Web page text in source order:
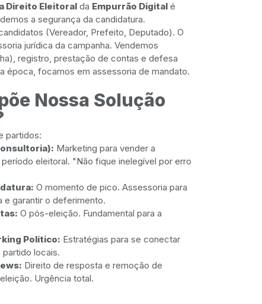
Direito Eleitoral da Empurrão Digital é
a segurança da candidatura.
(Vereador, Prefeito, Deputado). O
jurídica da campanha. Vendemos
registro, prestação de contas e defesa
época, focamos em assessoria de mandato.
Nossa Solução
partidos:
Marketing para vender a
eleitoral. "Não fique inelegível por erro
O momento de pico. Assessoria para
e garantir o deferimento.
O pós-eleição. Fundamental para a
Político: Estratégias para se conectar
locais.
Direito de resposta e remoção de
Urgência total.